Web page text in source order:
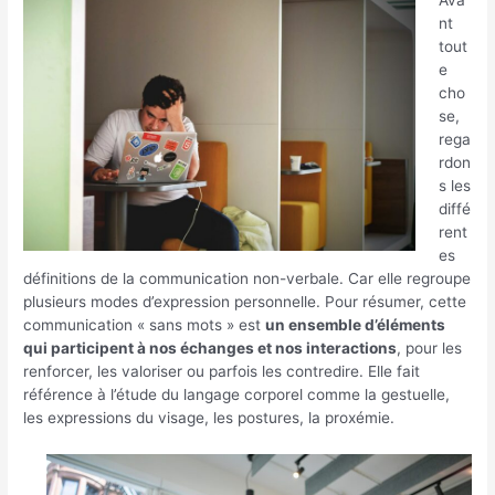
nt
tout
e
cho
se,
rega
rdon
s les
diffé
rent
es
définitions de la communication non-verbale. Car elle regroupe
plusieurs modes d’expression personnelle. Pour résumer, cette
communication « sans mots » estun ensemble d’éléments
qui participent à nos échanges et nos interactions, pour les
renforcer, les valoriser ou parfois les contredire. Elle fait
référence à l’étude du langage corporel comme la gestuelle,
les expressions du visage, les postures, la proxémie.